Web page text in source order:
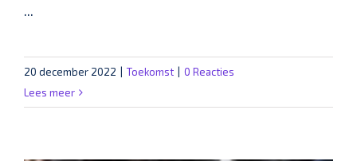
...
20 december 2022 Toekomst
0 Reacties
Lees meer